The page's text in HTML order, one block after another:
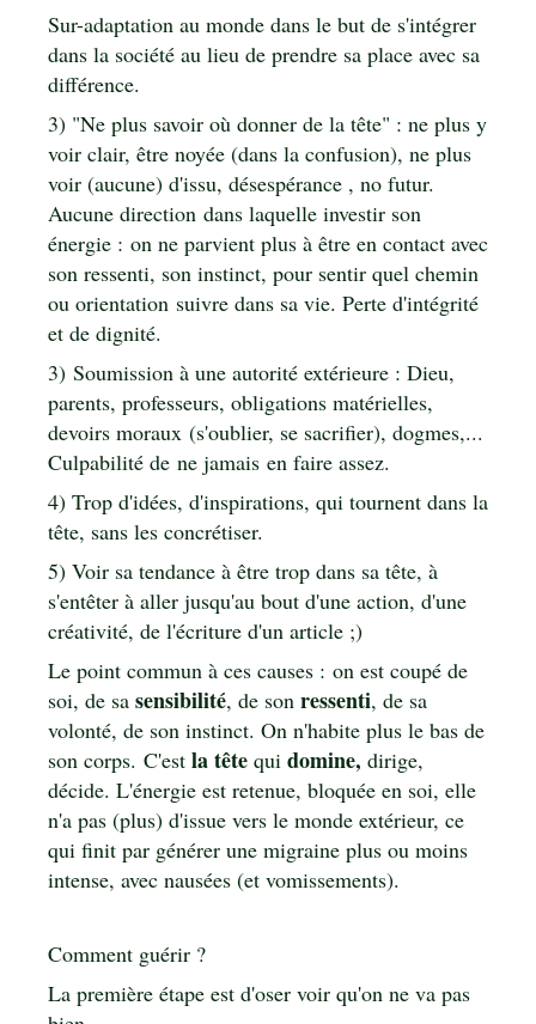
Sur-adaptation au monde dans le but de s'intégrer
dans la société au lieu de prendre sa place avec sa
différence.
3) "Ne plus savoir où donner de la tête" : ne plus y
voir clair, être noyée (dans la confusion), ne plus
voir (aucune) d'issu, désespérance , no futur.
Aucune direction dans laquelle investir son
énergie : on ne parvient plus à être en contact avec
son ressenti, son instinct, pour sentir quel chemin
ou orientation suivre dans sa vie. Perte d'intégrité
et de dignité.
3) Soumission à une autorité extérieure : Dieu,
parents, professeurs, obligations matérielles,
devoirs moraux (s'oublier, se sacrifier), dogmes,...
Culpabilité de ne jamais en faire assez.
4) Trop d'idées, d'inspirations, qui tournent dans la
tête, sans les concrétiser.
5) Voir sa tendance à être trop dans sa tête, à
s'entêter à aller jusqu'au bout d'une action, d'une
créativité, de l'écriture d'un article ;)
Le point commun à ces causes : on est coupé de
soi, de sa sensibilité, de son ressenti, de sa
volonté, de son instinct. On n'habite plus le bas de
son corps. C'est la tête qui domine, dirige,
décide. L'énergie est retenue, bloquée en soi, elle
n'a pas (plus) d'issue vers le monde extérieur, ce
qui finit par générer une migraine plus ou moins
intense, avec nausées (et vomissements).
Comment guérir ?
La première étape est d'oser voir qu'on ne va pas